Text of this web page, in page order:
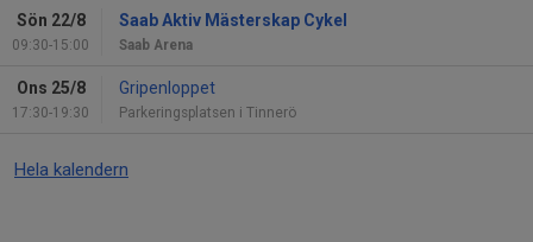
Sön 22/8
09:30-15:00
Saab Aktiv Mästerskap Cykel
Saab Arena
Ons 25/8
17:30-19:30
Gripenloppet
Parkeringsplatsen i Tinnerö
Hela kalendern